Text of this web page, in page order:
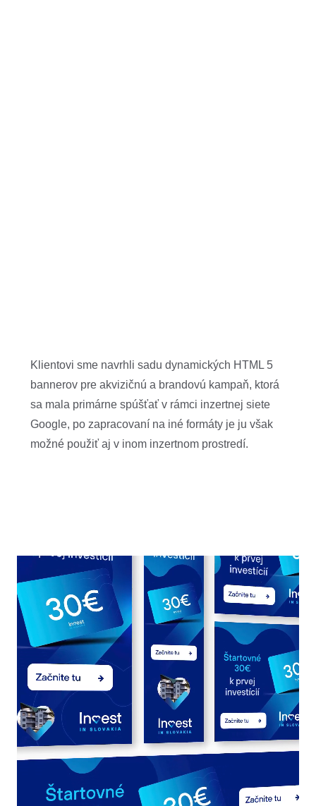
Klientovi sme navrhli sadu dynamických HTML 5
bannerov pre akvizičnú a brandovú kampaň, ktorá
sa mala primárne spúšťať v rámci inzertnej siete
Google, po zapracovaní na iné formáty je ju však
možné použiť aj v inom inzertnom prostredí.
Play/Pause video